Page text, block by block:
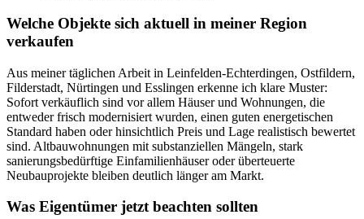
Welche Objekte sich aktuell in meiner Region
verkaufen
Aus meiner täglichen Arbeit in Leinfelden-Echterdingen, Ostfildern,
Filderstadt, Nürtingen und Esslingen erkenne ich klare Muster:
Sofort verkäuflich sind vor allem Häuser und Wohnungen, die
entweder frisch modernisiert wurden, einen guten energetischen
Standard haben oder hinsichtlich Preis und Lage realistisch bewertet
sind. Altbauwohnungen mit substanziellen Mängeln, stark
sanierungsbedürftige Einfamilienhäuser oder überteuerte
Neubauprojekte bleiben deutlich länger am Markt.
Was Eigentümer jetzt beachten sollten